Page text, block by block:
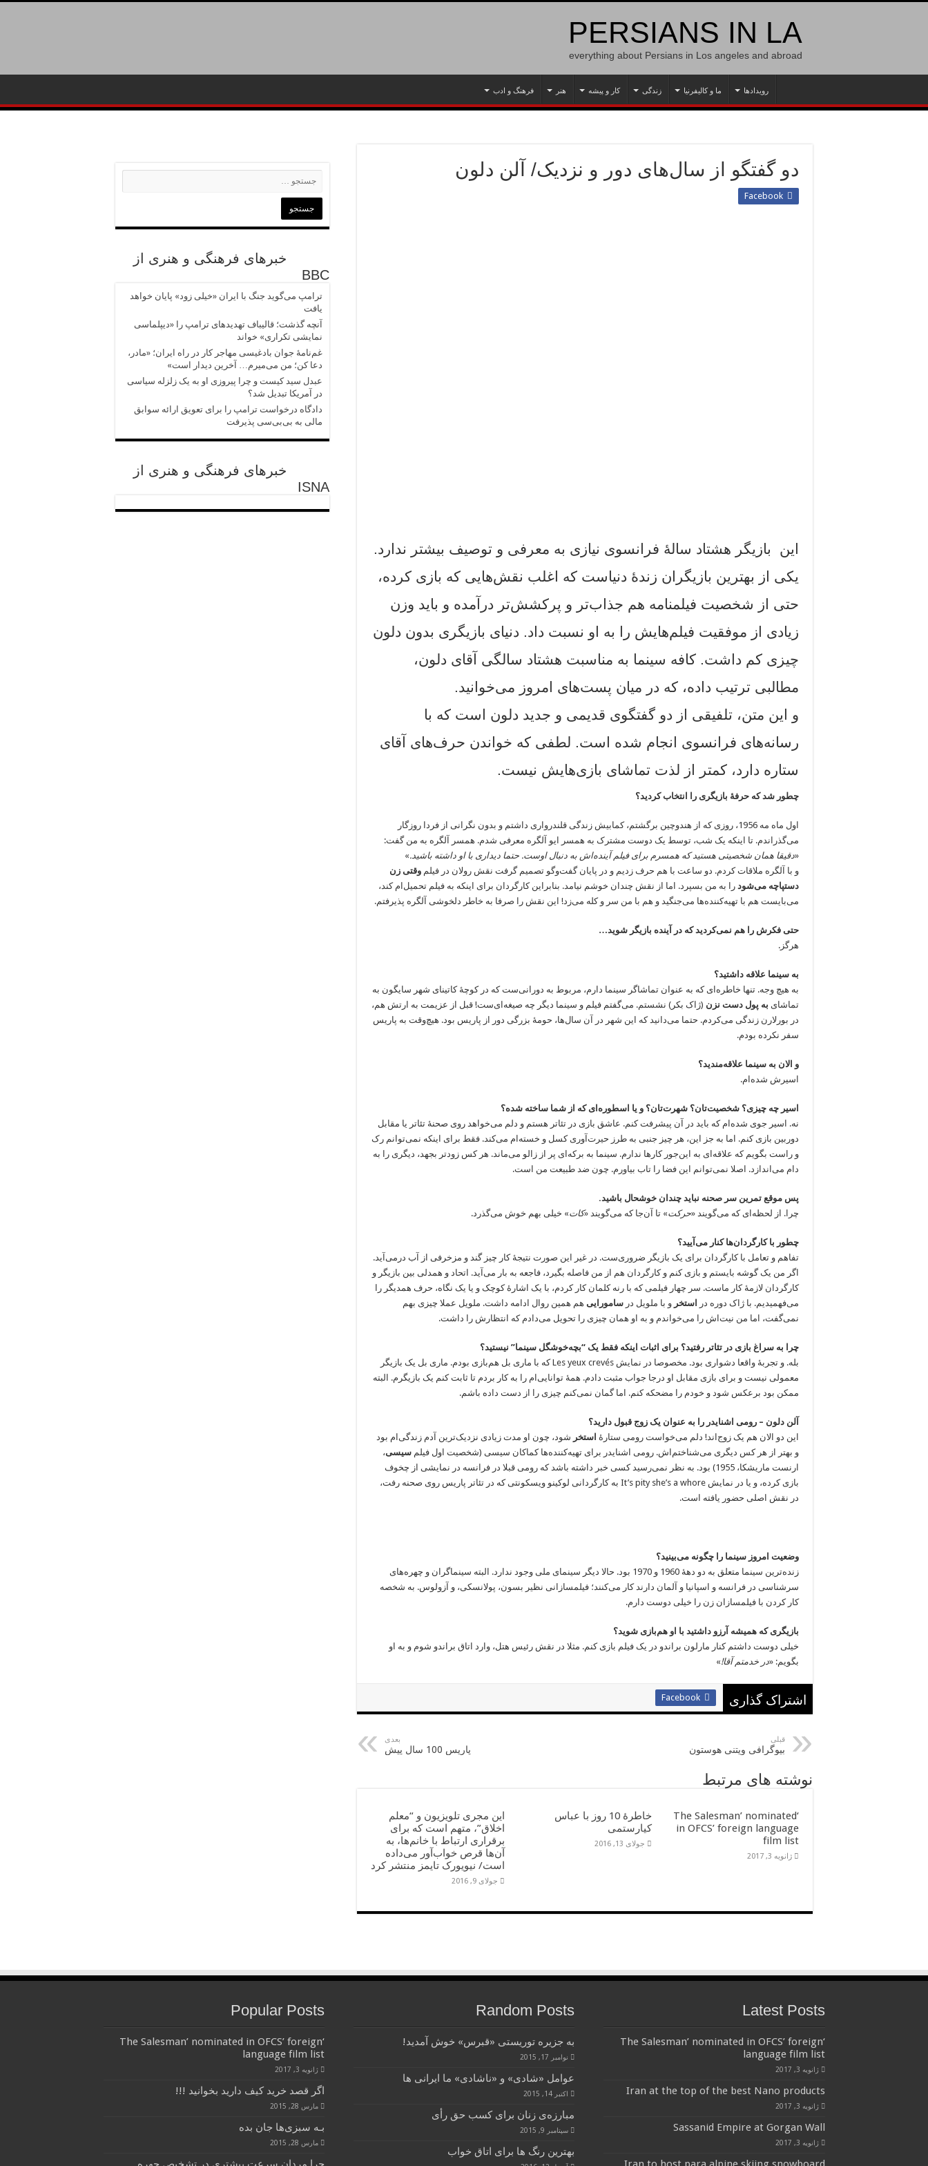
PERSIANS IN LA
everything about Persians in Los angeles and abroad
رویدادها ما و کالیفرنیا زندگی کار و پیشه هنر فرهنگ و ادب
دو گفتگو از سال‌های دور و نزدیک/ آلن دلون
Facebook
این ‌ بازیگر هشتاد سالۀ فرانسوی نیازی به معرفی و توصیف بیشتر ندارد.
یکی از بهترین بازیگران زندۀ دنیاست که اغلب نقش‌هایی که بازی کرده،
حتی از شخصیت فیلمنامه هم جذاب‌تر و پرکشش‌تر درآمده و باید وزن
زیادی از موفقیت فیلم‌هایش را به او نسبت داد. دنیای بازیگری بدون دلون
چیزی کم داشت. کافه سینما به مناسبت هشتاد سالگی آقای دلون،
مطالبی ترتیب داده، که در میان پست‌های امروز می‌خوانید.
و این متن، تلفیقی از دو گفتگوی قدیمی و جدید دلون است که با
رسانه‌های فرانسوی انجام شده است. لطفی که خواندن حرف‌های آقای
ستاره دارد، کمتر از لذت تماشای بازی‌هایش نیست.
چطور شد که حرفۀ بازیگری را انتخاب کردید؟
اول ماه مه 1956، روزی که از هندوچین برگشتم، کمابیش زندگی قلندرواری داشتم و بدون نگرانی از فردا روزگار
می‌گذراندم. تا اینکه یک شب، توسط یک دوست مشترک به همسر ایو آلگره معرفی شدم. همسر آلگره به من گفت:
«دقیقا همان شخصیتی هستید که همسرم برای فیلم آینده‌اش به دنبال اوست. حتما دیداری با او داشته باشید.»
و با آلگره ملاقات کردم. دو ساعت با هم حرف زدیم و در پایان گفت‌وگو تصمیم گرفت نقش رولان در فیلم وقتی زن
دستپاچه می‌شود را به من بسپرد. اما از نقش چندان خوشم نیامد. بنابراین کارگردان برای اینکه به فیلم تحمیل‌ام کند،
می‌بایست هم با تهیه‌کننده‌ها می‌جنگید و هم با من سر و کله می‌زد! این نقش را صرفا به خاطر دلخوشی آلگره پذیرفتم.
حتی فکرش را هم نمی‌کردید که در آینده بازیگر شوید…
هرگز.
به سینما علاقه داشتید؟
به هیچ وجه. تنها خاطره‌ای که به عنوان تماشاگر سینما دارم، مربوط به دورانی‌ست که در کوچۀ کاتینای شهر سایگون به
تماشای به پول دست نزن (ژاک بکر) نشستم. می‌گفتم فیلم و سینما دیگر چه صیغه‌ای‌ست! قبل از عزیمت به ارتش هم،
در بورلارن زندگی می‌کردم. حتما می‌دانید که این شهر در آن سال‌ها، حومۀ بزرگی دور از پاریس بود. هیچ‌وقت به پاریس
سفر نکرده بودم.
و الان به سینما علاقه‌مندید؟
اسیرش شده‌ام.
اسیر چه چیزی؟ شخصیت‌تان؟ شهرت‌تان؟ و یا اسطوره‌ای که از شما ساخته شده؟
نه. اسیر جوی شده‌ام که باید در آن پیشرفت کنم. عاشق بازی در تئاتر هستم و دلم می‌خواهد روی صحنۀ تئاتر یا مقابل
دوربین بازی کنم. اما به جز این، هر چیز جنبی به طرز حیرت‌آوری کسل و خسته‌ام می‌کند. فقط برای اینکه نمی‌توانم رک
و راست بگویم که علاقه‌ای به این‌جور کارها ندارم. سینما به برکه‌ای‌ پر از زالو می‌ماند. هر کس زودتر بجهد، دیگری را به
دام می‌اندازد. اصلا نمی‌توانم این فضا را تاب بیاورم. چون ضد طبیعت من است.
پس موقع تمرین سر صحنه نباید چندان خوشحال باشید.
چرا. از لحظه‌ای که می‌گویند «حرکت» تا آن‌جا که می‌گویند «کات» خیلی بهم خوش می‌گذرد.
چطور با کارگردان‌ها کنار می‌آیید؟
تفاهم و تعامل با کارگردان برای یک بازیگر ضروری‌ست. در غیر این صورت نتیجۀ کار چیز گند و مزخرفی از آب درمی‌آید.
اگر من یک گوشه بایستم و بازی کنم و کارگردان هم از من فاصله بگیرد، فاجعه‌ به بار می‌آید. اتحاد و همدلی بین بازیگر و
کارگردان لازمۀ کار ماست. سر چهار فیلمی که با رنه کلمان کار کردم، با یک اشارۀ کوچک و یا یک نگاه، حرف همدیگر را
می‌فهمیدیم. با ژاک دوره در
استخر و با ملویل در سامورایی هم همین‌ روال ادامه داشت. ملویل عملا چیزی بهم
نمی‌گفت، اما من نیت‌اش را می‌خواندم و به او همان چیزی را تحویل می‌دادم که انتظارش را داشت.
چرا به سراغ بازی در تئاتر رفتید؟ برای اثبات اینکه فقط یک “بچه‌خوشگل سینما” نیستید؟
بله. و تجربۀ واقعا دشواری بود. مخصوصا در نمایش Les yeux crevés که با ماری بل هم‌بازی بودم. ماری بل یک بازیگر
معمولی نیست و برای بازی مقابل او درجا جواب مثبت دادم. همۀ توانایی‌ام را به کار بردم تا ثابت کنم یک بازیگرم. البته
ممکن بود برعکس شود و خودم را مضحکه کنم. اما گمان نمی‌کنم چیزی را از دست داده باشم.
آلن دلون – رومی اشنایدر را به عنوان یک زوج قبول دارید؟
این دو الان هم یک زوج‌اند! دلم می‌خواست رومی ستارۀ استخر شود، چون او مدت زیادی نزدیک‌ترین آدم زندگی‌ام بود
و بهتر از هر کس دیگری می‌شناختم‌اش. رومی اشنایدر برای تهیه‌کننده‌ها کماکان سیسی (شخصیت اول فیلم سیسی،
ارنست ماریشکا، 1955) بود. به نظر نمی‌رسید کسی خبر داشته باشد که رومی قبلا در فرانسه در نمایشی از چخوف
بازی کرده، و یا در نمایش It’s pity she’s a whore به کارگردانی لوکینو ویسکونتی که در تئاتر پاریس روی صحنه رفت،
در نقش اصلی حضور یافته است.
وضعیت امروز سینما را چگونه می‌بینید؟
زنده‌ترین سینما متعلق به دو دهۀ 1960 و 1970 بود. حالا دیگر سینمای ملی وجود ندارد. البته سینماگران و چهره‌های
سرشناسی در فرانسه و اسپانیا و آلمان دارند کار می‌کنند؛ فیلمسازانی نظیر بسون، پولانسکی، و آزولوس. به شخصه
کار کردن با فیلمسازان زن را خیلی دوست دارم.
بازیگری که همیشه آرزو داشتید با او هم‌بازی شوید؟
خیلی دوست داشتم کنار مارلون براندو در یک فیلم بازی کنم. مثلا در نقش رئیس هتل، وارد اتاق براندو شوم و به او
بگویم: «در خدمتم آقا!»
اشتراک گذاری Facebook
قبلی
بیوگرافی ویتنی هوستون
بعدی
پاریس 100 سال پیش
نوشته های مرتبط
‘The Salesman’ nominated
in OFCS’ foreign language
film list
ژانویه 3, 2017
خاطرۀ 10 روز با عباس
کیارستمی
جولای 13, 2016
این مجری تلویزیون و “معلم
اخلاق”، متهم است که برای
برقراری ارتباط با خانم‌ها، به
آن‌ها قرص خواب‌آور می‌داده
است/ نیویورک تایمز منتشر کرد
جولای 9, 2016
خبرهای فرهنگی و هنری از
BBC
ترامپ می‌گوید جنگ با ایران «خیلی زود» پایان خواهد
یافت
آنچه گذشت؛ قالیباف تهدیدهای ترامپ را «دیپلماسی
نمایشی تکراری» خواند
غم‌نامهٔ جوان بادغیسی مهاجر کار در راه ایران؛ «مادر،
دعا کن؛ من می‌میرم… آخرین دیدار است»
عبدل سید کیست و چرا پیروزی‌ او به یک زلزله سیاسی
در آمریکا تبدیل شد؟
دادگاه درخواست ترامپ را برای تعویق ارائه سوابق
مالی به بی‌بی‌سی پذیرفت
خبرهای فرهنگی و هنری از
ISNA
Latest Posts
‘The Salesman’ nominated in OFCS’ foreign
language film list
ژانویه 3, 2017
Iran at the top of the best Nano products
ژانویه 3, 2017
Sassanid Empire at Gorgan Wall
ژانویه 3, 2017
Random Posts
به جزیره توریستی «قبرس» خوش آمدید!
نوامبر 17, 2015
عوامل «شادی» و «ناشادی» ما ایرانی ها
اکتبر 14, 2015
مبارزه‌ی زنان برای کسب حق رأی
سپتامبر 9, 2015
بهترین رنگ ها برای اتاق خواب
Popular Posts
‘The Salesman’ nominated in OFCS’ foreign
language film list
ژانویه 3, 2017
اگر قصد خرید کیف دارید بخوانید !!!
مارس 28, 2015
بـه سبزی‌ها جان بده
مارس 28, 2015